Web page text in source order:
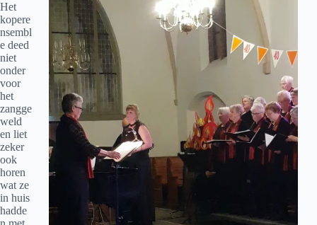
Het
kopere
nsembl
e deed
niet
onder
voor
het
zangge
weld
en liet
zeker
ook
horen
wat ze
in huis
hadde